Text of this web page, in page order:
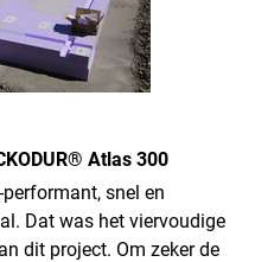
Atlas 300
snel en
Dat was het viervoudige
dit project. Om zeker de